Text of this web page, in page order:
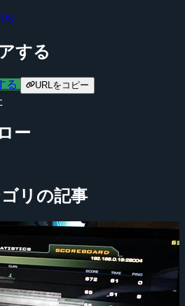
する
る URLをコピー
ー
ゴリの記事